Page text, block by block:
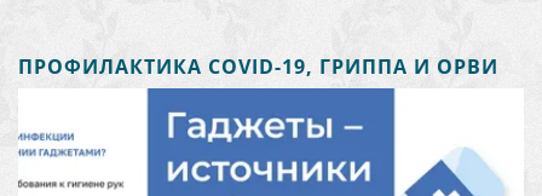
ПРОФИЛАКТИКА COVID-19, ГРИППА И ОРВИ